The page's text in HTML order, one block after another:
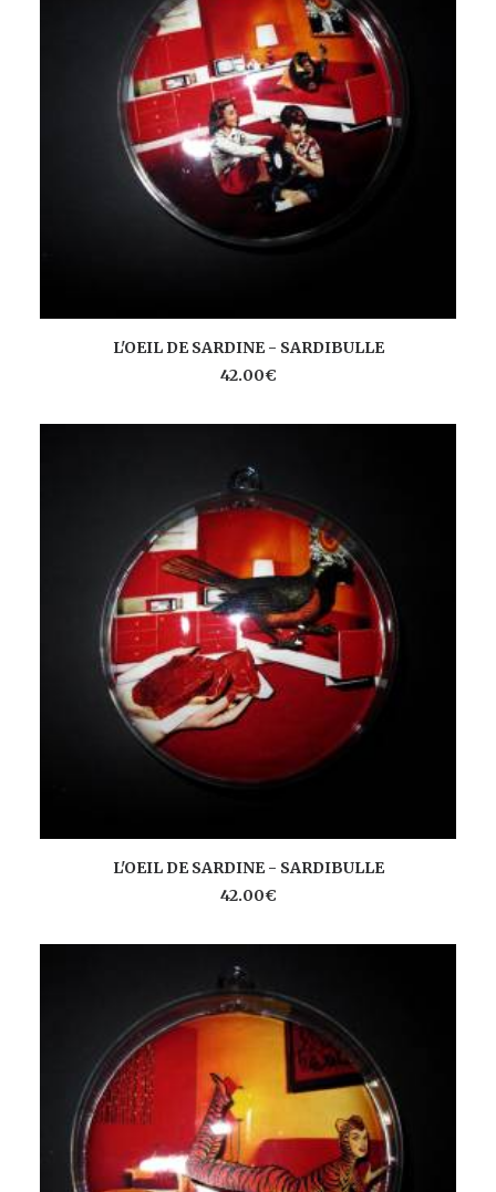
AJOUTER AU PANIER
L'OEIL DE SARDINE - SARDIBULLE
42.00€
AJOUTER AU PANIER
L'OEIL DE SARDINE - SARDIBULLE
42.00€